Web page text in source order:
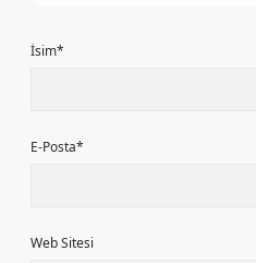
İsim*
E-Posta*
Web Sitesi